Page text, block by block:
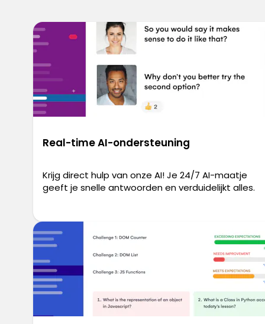
Real-time AI-ondersteuning
Krijg direct hulp van onze AI! Je 24/7 AI-maatje
geeft je snelle antwoorden en verduidelijkt alles.